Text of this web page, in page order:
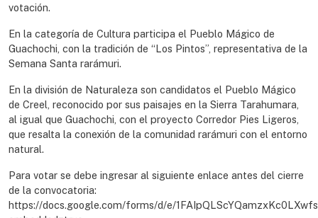
votación.
En la categoría de Cultura participa el Pueblo Mágico de
Guachochi, con la tradición de “Los Pintos”, representativa de la
Semana Santa rarámuri.
En la división de Naturaleza son candidatos el Pueblo Mágico
de Creel, reconocido por sus paisajes en la Sierra Tarahumara,
al igual que Guachochi, con el proyecto Corredor Pies Ligeros,
que resalta la conexión de la comunidad rarámuri con el entorno
natural.
Para votar se debe ingresar al siguiente enlace antes del cierre
de la convocatoria:
https://docs.google.com/forms/d/e/